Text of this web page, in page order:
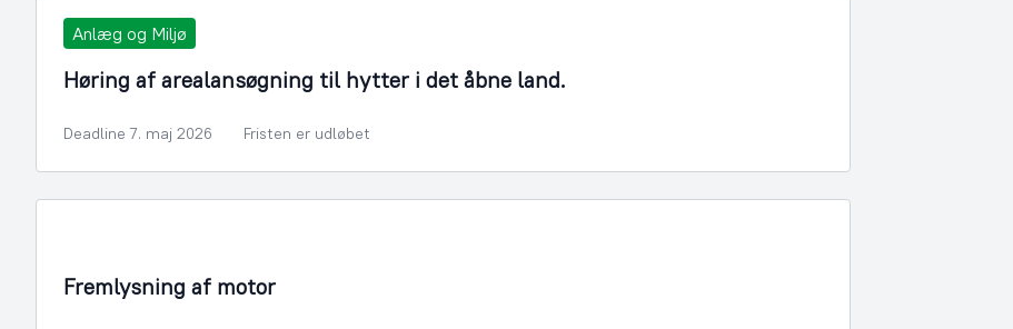
Anlæg og Miljø
Høring af arealansøgning til hytter i det åbne land.
Deadline 7. maj 2026 Fristen er udløbet
Fremlysning af motor